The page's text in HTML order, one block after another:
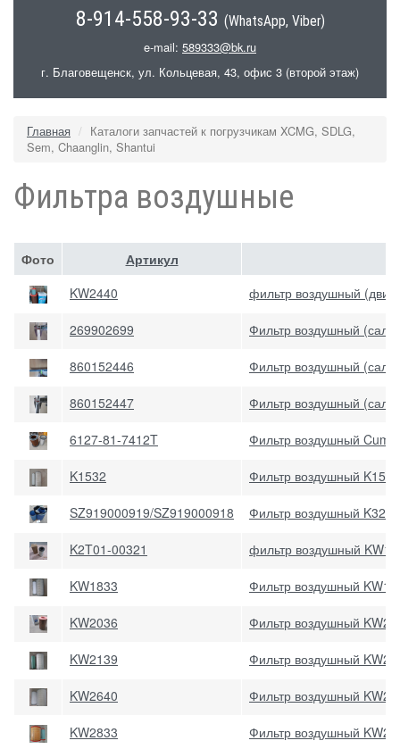
8-914-558-93-33 (WhatsApp, Viber)
e-mail: 589333@bk.ru
г. Благовещенск, ул. Кольцевая, 43, офис 3 (второй этаж)
Главная
Каталоги запчастей к погрузчикам XCMG, SDLG,
Sem, Chaanglin, Shantui
Фильтра воздушные
Фото
Артикул
KW2440
фильтр воздушный
269902699 Фильтр воздушный
860152446 Фильтр воздушный
860152447 Фильтр воздушный
6127-81-7412T Фильтр воздушный
K1532 Фильтр воздушный K1532
SZ919000919/SZ919000918 Фильтр воздушный K3250
K2T01-00321 фильтр воздушный
KW1833 Фильтр воздушный
KW2036 Фильтр воздушный
KW2139 Фильтр воздушный
KW2640 Фильтр воздушный
KW2833 Фильтр воздушный